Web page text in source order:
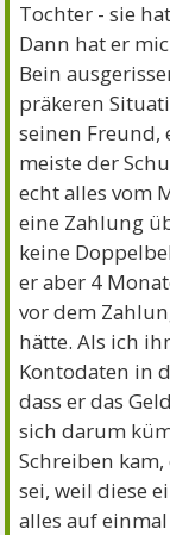
Tochter - sie
Dann hat er
Bein
präkeren
seinen Freund,
meiste der
echt alles vom
eine Zahlung
keine
er aber 4
vor dem
hätte. Als ich
Kontodaten in
dass er das
sich darum
Schreiben
sei, weil diese
alles auf